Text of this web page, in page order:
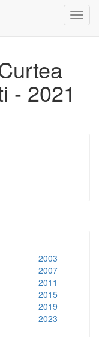
- 2021
2003
2007
2011
2015
2019
2023